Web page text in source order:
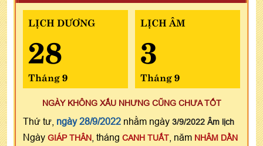
LỊCH DƯƠNG
28
Tháng 9
LỊCH ÂM
3
Tháng 9
NGÀY KHÔNG XẤU NHƯNG CŨNG CHƯA TỐT
Thứ tư, ngày 28/9/2022 nhằm ngày 3/9/2022 Âm lịch
Ngày GIÁP THÂN , tháng CANH TUẤT , năm NHÂM DẦN